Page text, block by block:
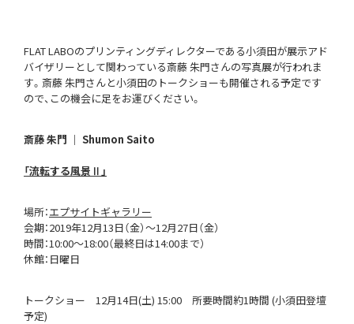
FLAT LABOのプリンティングディレクターである小須田が展示アド
バイザリーとして関わっている斎藤 朱門さんの写真展が行われま
す。斎藤 朱門さんと小須田のトークショーも開催される予定です
ので、この機会に足をお運びください。
斎藤 朱門 ｜ Shumon Saito
「流転する風景Ⅱ」
場所：エプサイトギャラリー
会期：2019年12月13日（金）～12月27日（金）
時間：10:00～18:00（最終日は14:00まで）
休館：日曜日
トークショー 12月14日(土) 15:00 所要時間約1時間 (小須田登壇
予定)